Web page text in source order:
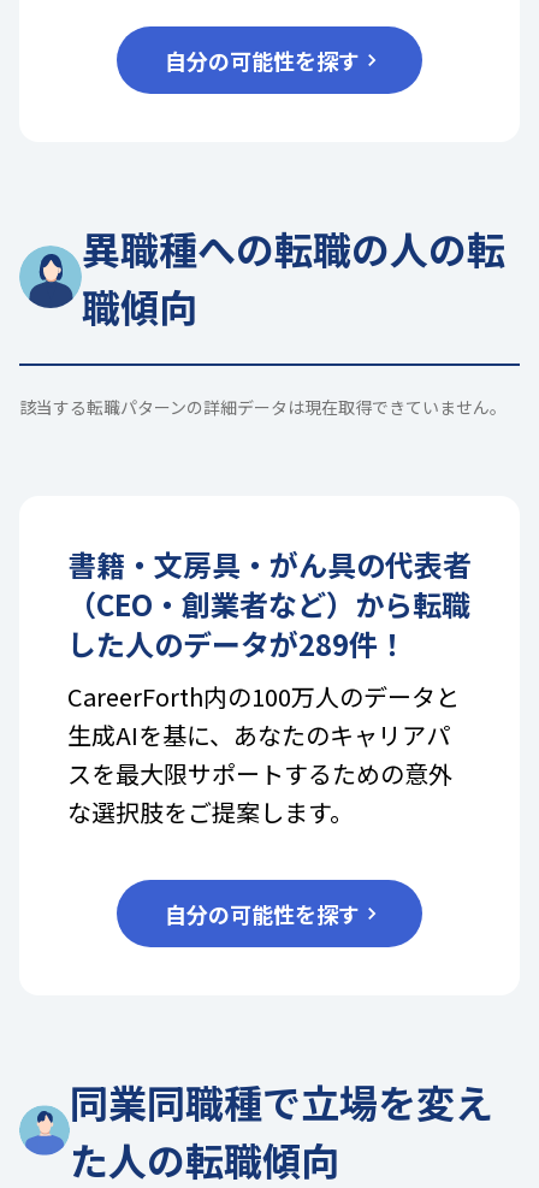
自分の可能性を探す
異職種への転職の人の転
職傾向
該当する転職パターンの詳細データは現在取得できていません。
書籍・文房具・がん具の代表者
（CEO・創業者など） から転職
した人のデータが289件！
CareerForth内の100万人のデータと
生成AIを基に、あなたのキャリアパ
スを最大限サポートするための意外
な選択肢をご提案します。
自分の可能性を探す
同業同職種で立場を変え
た人の転職傾向